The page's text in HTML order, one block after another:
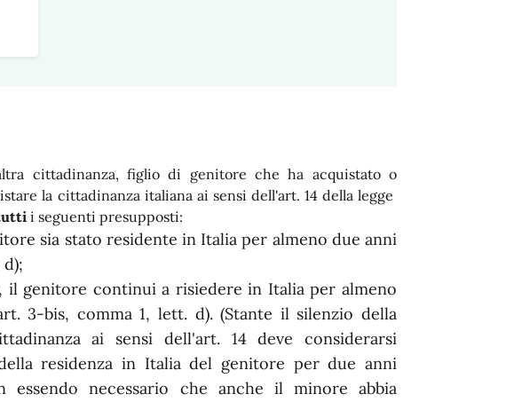
cittadinanza, figlio di genitore che ha acquistato o
la cittadinanza italiana ai sensi dell'art. 14 della legge
i seguenti presupposti:
sia stato residente in Italia per almeno due anni
il genitore continui a risiedere in Italia per almeno
3-bis, comma 1, lett. d). (Stante il silenzio della
ai sensi dell'art. 14 deve considerarsi
residenza in Italia del genitore per due anni
essendo necessario che anche il minore abbia